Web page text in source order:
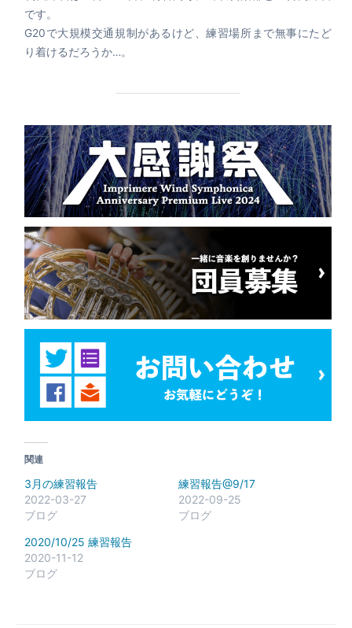
です。
G20で大規模交通規制があるけど、練習場所まで無事にたど
り着けるだろうか…。
関連
3月の練習報告
2022-03-27
ブログ
練習報告@9/17
2022-09-25
ブログ
2020/10/25 練習報告
2020-11-12
ブログ